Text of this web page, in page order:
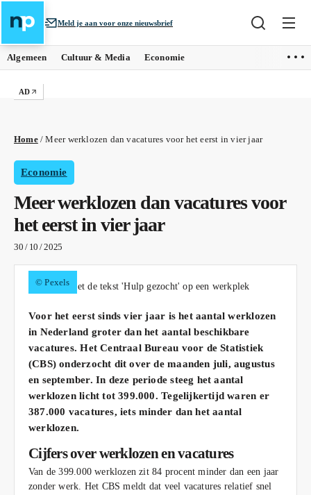
Meld je aan voor onze nieuwsbrief
Algemeen Cultuur & Media Economie
AD
Home/Meer werklozen dan vacatures voor het eerst in vier jaar
Economie
Meer werklozen dan vacatures voor
het eerst in vier jaar
30 / 10 / 2025
© Pexels
Voor het eerst sinds vier jaar is het aantal werklozen
in Nederland groter dan het aantal beschikbare
vacatures. Het Centraal Bureau voor de Statistiek
(CBS) onderzocht dit over de maanden juli, augustus
en september. In deze periode steeg het aantal
werklozen licht tot 399.000. Tegelijkertijd waren er
387.000 vacatures, iets minder dan het aantal
werklozen.
Cijfers over werklozen en vacatures
Van de 399.000 werklozen zit 84 procent minder dan een jaar
zonder werk. Het CBS meldt dat veel vacatures relatief snel